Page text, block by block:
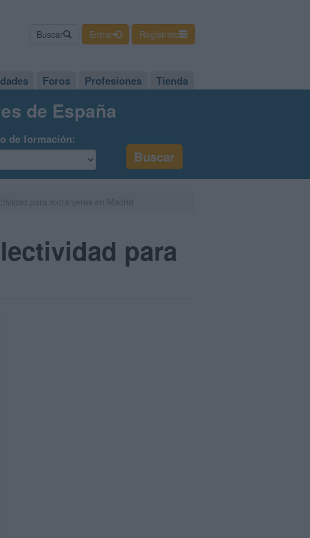
Buscar Entrar Regístrate
Foros Profesiones Tienda
de España
de formación:
para